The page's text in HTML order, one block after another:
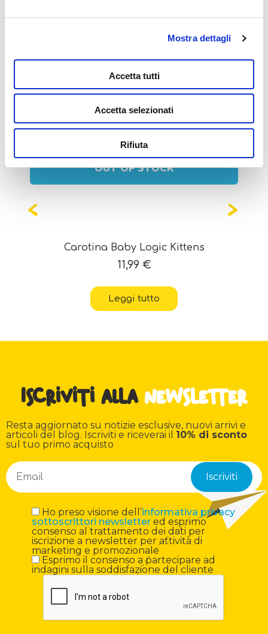
Mostra dettagli
Accetta tutti
Accetta selezionati
Rifiuta
Potrebbe interessarti
anche...
OUT OF STOCK
Carotina Baby Logic Kittens
11,99 €
Leggi tutto
Iscriviti alla newsletter
Resta aggiornato su notizie esclusive, nuovi arrivi e
articoli del blog. Iscriviti e riceverai il 10% di sconto
sul tuo primo acquisto
Ho preso visione dell’informativa privacy
sottoscrittori newslettered esprimo
consenso al trattamento dei dati per
iscrizione a newsletter per attività di
marketing e promozionale
Esprimo il consenso a partecipare ad
indagini sulla soddisfazione del cliente